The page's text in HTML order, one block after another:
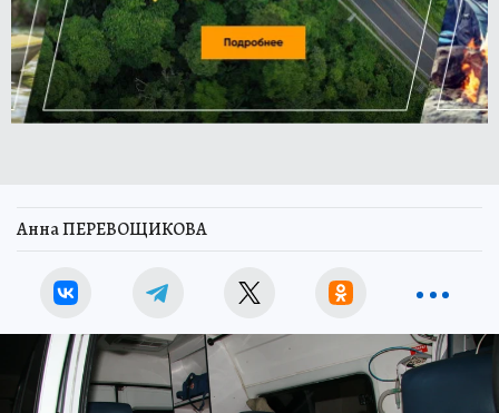
Анна ПЕРЕВОЩИКОВА